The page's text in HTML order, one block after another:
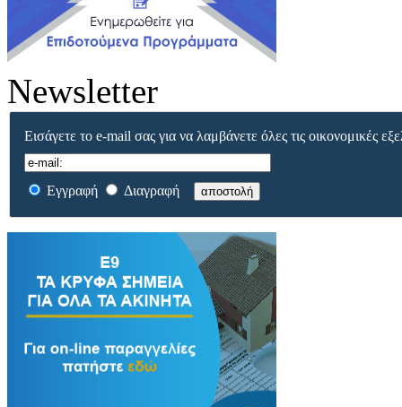
Newsletter
Εισάγετε το e-mail σας για να λαμβάνετε όλες τις οικονομικές
Εγγραφή Διαγραφή αποστολή